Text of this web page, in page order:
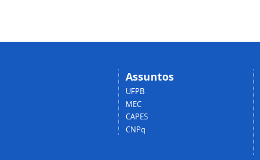
Assuntos
UFPB
MEC
CAPES
CNPq